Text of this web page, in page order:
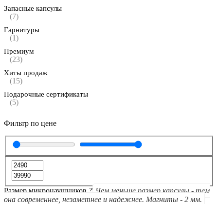
Запасные капсулы
(7)
Гарнитуры
(1)
Премиум
(23)
Хиты продаж
(15)
Подарочные сертификаты
(5)
Фильтр по цене
Размер микронаушников ? Чем меньше размер капсулы - тем
она современнее, незаметнее и надежнее. Магниты - 2 мм.